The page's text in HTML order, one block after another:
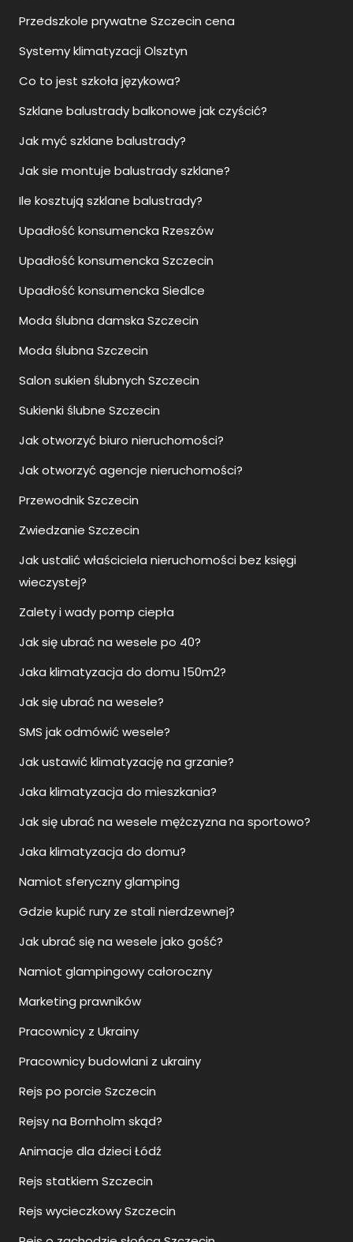
Przedszkole prywatne Szczecin cena
Systemy klimatyzacji Olsztyn
Co to jest szkoła językowa?
Szklane balustrady balkonowe jak czyścić?
Jak myć szklane balustrady?
Jak sie montuje balustrady szklane?
Ile kosztują szklane balustrady?
Upadłość konsumencka Rzeszów
Upadłość konsumencka Szczecin
Upadłość konsumencka Siedlce
Moda ślubna damska Szczecin
Moda ślubna Szczecin
Salon sukien ślubnych Szczecin
Sukienki ślubne Szczecin
Jak otworzyć biuro nieruchomości?
Jak otworzyć agencje nieruchomości?
Przewodnik Szczecin
Zwiedzanie Szczecin
Jak ustalić właściciela nieruchomości bez księgi
wieczystej?
Zalety i wady pomp ciepła
Jak się ubrać na wesele po 40?
Jaka klimatyzacja do domu 150m2?
Jak się ubrać na wesele?
SMS jak odmówić wesele?
Jak ustawić klimatyzację na grzanie?
Jaka klimatyzacja do mieszkania?
Jak się ubrać na wesele mężczyzna na sportowo?
Jaka klimatyzacja do domu?
Namiot sferyczny glamping
Gdzie kupić rury ze stali nierdzewnej?
Jak ubrać się na wesele jako gość?
Namiot glampingowy całoroczny
Marketing prawników
Pracownicy z Ukrainy
Pracownicy budowlani z ukrainy
Rejs po porcie Szczecin
Rejsy na Bornholm skąd?
Animacje dla dzieci Łódź
Rejs statkiem Szczecin
Rejs wycieczkowy Szczecin